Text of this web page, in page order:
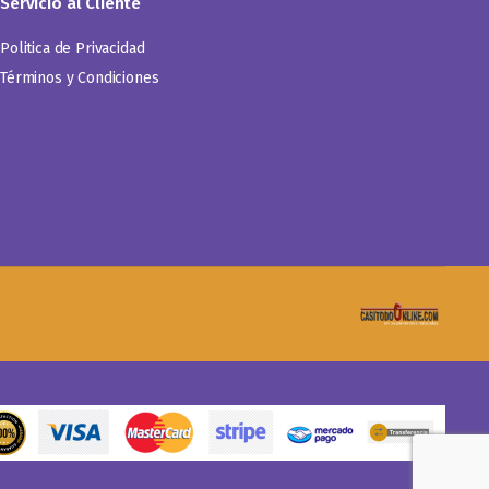
Politica de Privacidad
Términos y Condiciones